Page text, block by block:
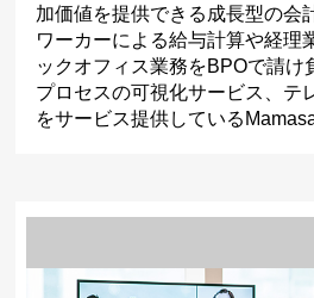
加価値を提供できる成長型の会
ワーカーによる給与計算や経理
ックオフィス業務をBPOで請け
プロセスの可視化サービス、テ
をサービス提供している